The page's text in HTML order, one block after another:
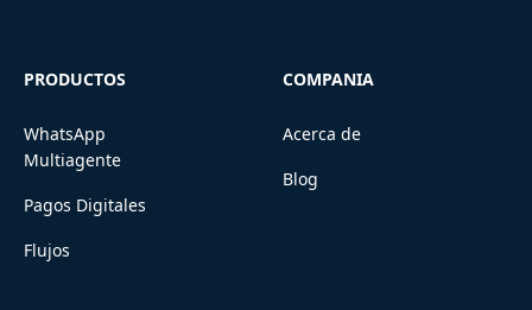
PRODUCTOS
WhatsApp
Multiagente
Pagos Digitales
Flujos
COMPANIA
Acerca de
Blog